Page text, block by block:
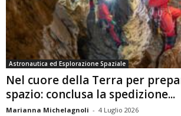
Astronautica ed Esplorazione Spaziale
Nel cuore della Terra per
spazio: conclusa la spedizione...
Marianna Michelagnoli - 4 Luglio 2026